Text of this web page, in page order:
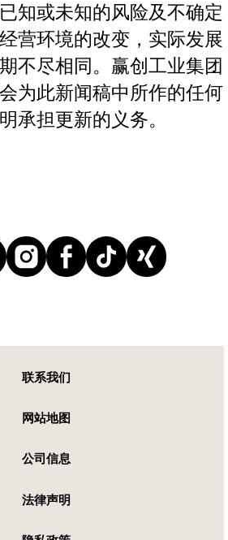
知或未知的风险及不确定
营环境的改变，实际发展
不尽相同。赢创工业集团
为此新闻稿中所作的任何
承担更新的义务。
联系我们
网站地图
公司信息
法律声明